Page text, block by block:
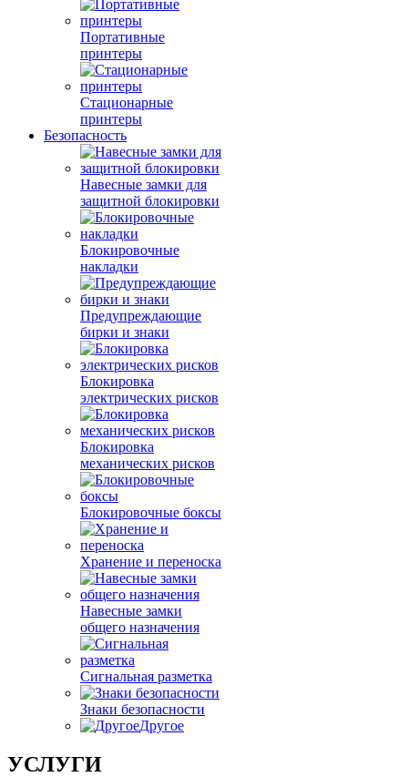
Портативные
принтеры
Стационарные
принтеры
Безопасность
Навесные замки для
защитной блокировки
Блокировочные
накладки
Предупреждающие
бирки и знаки
Блокировка
электрических рисков
Блокировка
механических рисков
Блокировочные боксы
Хранение и переноска
Навесные замки
общего назначения
Сигнальная разметка
Знаки безопасности
Другое
УСЛУГИ